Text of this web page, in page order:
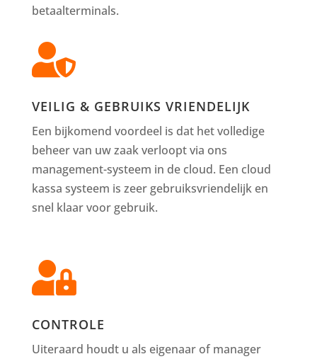
betaalterminals.

VEILIG & GEBRUIKS VRIENDELIJK
Een bijkomend voordeel is dat het volledige
beheer van uw zaak verloopt via ons
management-systeem in de cloud. Een cloud
kassa systeem is zeer gebruiksvriendelijk en
snel klaar voor gebruik.

CONTROLE
Uiteraard houdt u als eigenaar of manager